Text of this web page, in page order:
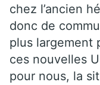
chez l’ancien
donc de
plus largement
ces nouvelles
pour nous, la